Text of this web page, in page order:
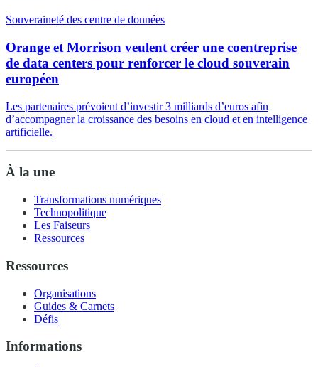
Souveraineté des centre de données
Orange et Morrison veulent créer une coentreprise
de data centers pour renforcer le cloud souverain
européen
Les partenaires prévoient d’investir 3 milliards d’euros afin
d’accompagner la croissance des besoins en cloud et en intelligence
artificielle.
À la une
Transformations numériques
Technopolitique
Les Faiseurs
Ressources
Ressources
Organisations
Guides & Carnets
Défis
Informations